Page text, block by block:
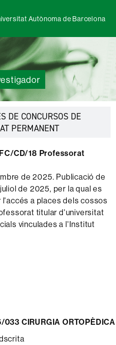
Autònoma de Barcelona
DE CONCURSOS DE
PERMANENTDesplegar
CD/18 Professorat
de 2025. Publicació de
de 2025, per la qual es
a places dels cossos
titular d'universitat
vinculades a l'Institut
CIRURGIA